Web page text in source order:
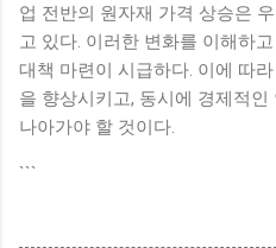
업 전반의 원자재 가격 상승은
고 있다. 이러한 변화를 이해하
대책 마련이 시급하다. 이에 따
을 향상시키고, 동시에 경제적
나아가야 할 것이다.
```